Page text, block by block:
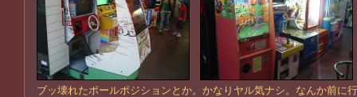
ブッ壊れたポールポジションとか。かなりヤル気ナシ。なんか前に